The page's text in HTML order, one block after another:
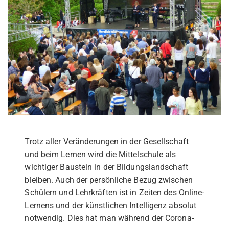
Trotz aller Veränderungen in der Gesellschaft
und beim Lernen wird die Mittelschule als
wichtiger Baustein in der Bildungslandschaft
bleiben. Auch der persönliche Bezug zwischen
Schülern und Lehrkräften ist in Zeiten des Online-
Lernens und der künstlichen Intelligenz absolut
notwendig. Dies hat man während der Corona-